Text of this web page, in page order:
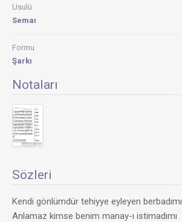
Usulü
Semaı
Formu
Şarkı
Notaları
Sözleri
Kendi gönlümdür tehiyye eyleyen berbadımı
Anlamaz kimse benim manay-ı istimadımı